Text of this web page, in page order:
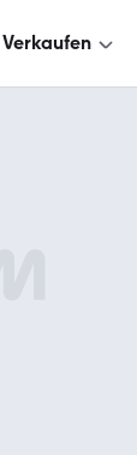
Verkaufen